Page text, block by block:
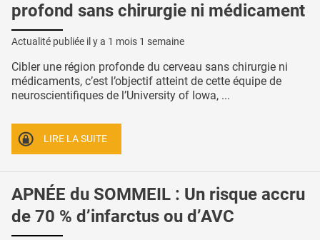
profond sans chirurgie ni médicament
Actualité publiée il y a 1 mois 1 semaine
Cibler une région profonde du cerveau sans chirurgie ni
médicaments, c’est l’objectif atteint de cette équipe de
neuroscientifiques de l’University of Iowa, ...
LIRE LA SUITE
APNÉE du SOMMEIL : Un risque accru
de 70 % d’infarctus ou d’AVC